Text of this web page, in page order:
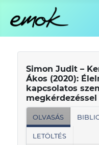
Simon Judit –
Ákos (2020):
kapcsolatos
OLVASÁS
LETÖLTÉS